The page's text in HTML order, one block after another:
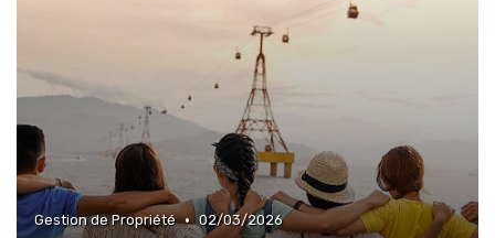
Gestion de Propriété • 02/03/2026